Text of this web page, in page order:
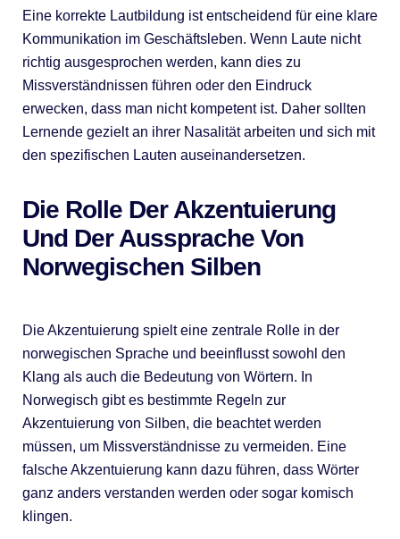
Eine korrekte Lautbildung ist entscheidend für eine klare
Kommunikation im Geschäftsleben. Wenn Laute nicht
richtig ausgesprochen werden, kann dies zu
Missverständnissen führen oder den Eindruck
erwecken, dass man nicht kompetent ist. Daher sollten
Lernende gezielt an ihrer Nasalität arbeiten und sich mit
den spezifischen Lauten auseinandersetzen.
Die Rolle Der Akzentuierung
Und Der Aussprache Von
Norwegischen Silben
Die Akzentuierung spielt eine zentrale Rolle in der
norwegischen Sprache und beeinflusst sowohl den
Klang als auch die Bedeutung von Wörtern. In
Norwegisch gibt es bestimmte Regeln zur
Akzentuierung von Silben, die beachtet werden
müssen, um Missverständnisse zu vermeiden. Eine
falsche Akzentuierung kann dazu führen, dass Wörter
ganz anders verstanden werden oder sogar komisch
klingen.